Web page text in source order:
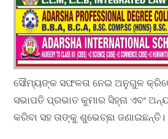
ସୌମ୍ୟଙ୍କ ସଫଳତା ନେଇ ଅନୁଗୁଳ
ସଭାପତି ପ୍ରଭାତ କୁମାର ସିହ୍ନା ଏବଂ
କରିବା ସହ ତାଙ୍କୁ ଶୁଭେଚ୍ଛା ଜଣାଇଛନ୍ତି।